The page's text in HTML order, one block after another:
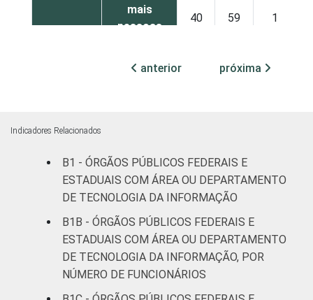
mais
pessoas
40 59 1
Fonte: CGI.br/NIC.br, Centro Regional de
Sociedade da Informação (Cetic.br),
Pesquisa sobre o uso das tecnologias de
informação e comunicação no setor público
brasileiro - TIC Governo Eletrônico 2017
anterior próxima
Indicadores Relacionados
B1 - ÓRGÃOS PÚBLICOS FEDERAIS E
ESTADUAIS COM ÁREA OU DEPARTAMENTO
DE TECNOLOGIA DA INFORMAÇÃO
B1B - ÓRGÃOS PÚBLICOS FEDERAIS E
ESTADUAIS COM ÁREA OU DEPARTAMENTO
DE TECNOLOGIA DA INFORMAÇÃO, POR
NÚMERO DE FUNCIONÁRIOS